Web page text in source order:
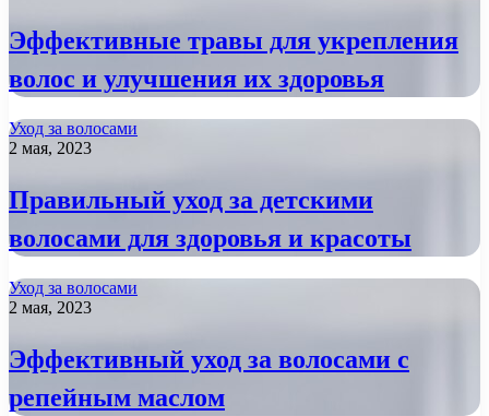
Эффективные травы для укрепления
волос и улучшения их здоровья
Уход за волосами
2 мая, 2023
Правильный уход за детскими
волосами для здоровья и красоты
Уход за волосами
2 мая, 2023
Эффективный уход за волосами с
репейным маслом